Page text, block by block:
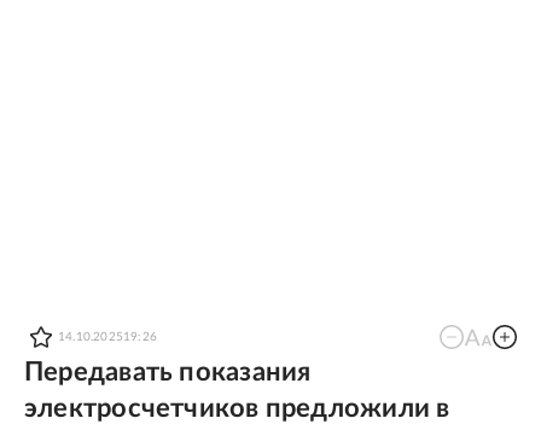
14.10.2025 19:26
Передавать показания
электросчетчиков предложили в